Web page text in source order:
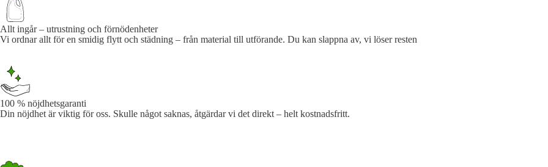
Allt ingår – utrustning och förnödenheter
Vi ordnar allt för en smidig flytt och städning – från material till utförande. Du kan slappna av, vi löser resten
100 % nöjdhetsgaranti
Din nöjdhet är viktig för oss. Skulle något saknas, åtgärdar vi det direkt – helt kostnadsfritt.